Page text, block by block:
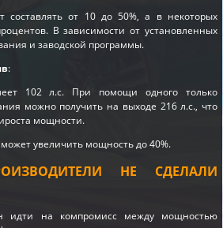
составлять от 10 до 50%, а в некоторых
В зависимости от установленных
и заводской программы.
:
102 л.с. При помощи одного только
можно получить на выходе 216 л.с., что
мощности.
может увеличить мощность до 40%.
НЕ СДЕЛАЛИ
идти на компромисс между мощностью